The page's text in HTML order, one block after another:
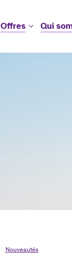
Offres Qui
Nouveautés